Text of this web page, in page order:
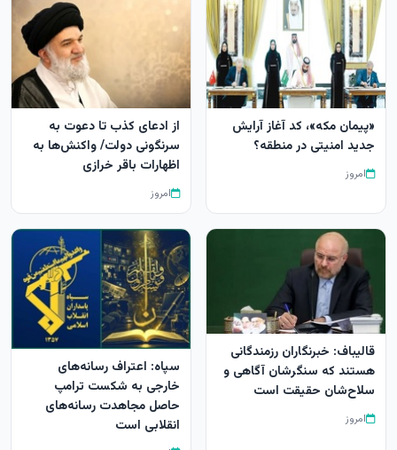
«پیمان مکه»، کد آغاز آرایش
جدید امنیتی در منطقه؟
امروز
از ادعای کذب تا دعوت به
سرنگونی دولت/ واکنش‌ها به
اظهارات باقر خرازی‌
امروز
قالیباف: خبرنگاران رزمندگانی
هستند که سنگرشان آگاهی و
سلاح‌شان حقیقت است
امروز
سپاه: اعتراف رسانه‌های
خارجی به شکست ترامپ
حاصل مجاهدت رسانه‌های
انقلابی است